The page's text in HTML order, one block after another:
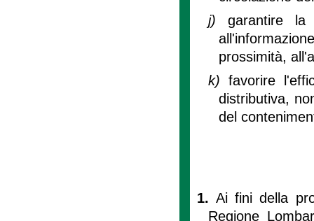
j) garantire la
prossimità,
k) favorire
distributiva,
del
1.Ai fini della
Regione